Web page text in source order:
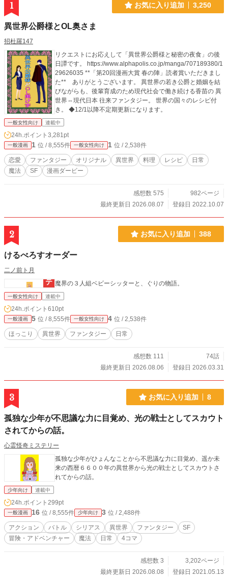
1 お気に入り追加 3,250
異世界公爵様とOL奥さま
招杜羅147
リクエストにお応えして「異世界公爵様と秘密の夜食」の後
日譚です。 https://www.alphapolis.co.jp/manga/707189380/1
29626035 **「第20回漫画大賞 春の陣」読者賞いただきまし
た** ありがとうございます。 異世界の若き公爵と婚姻を結
びながらも、後輩育成のため現代社会で働き続ける香苗の 異
世界⇔現代日本 往来ファンタジー。 世界の国々のレシピ付
き。 ◆12/1以降不定期更新になります。
一般女性向け 連載中
24h.ポイント 3,281pt
一般漫画 1 位 / 8,555件 一般女性向け 1 位 / 2,538件
恋愛 ファンタジー オリジナル 異世界 料理 レシピ
日常
魔法
SF 漫画ダービー
感想数 575
982ページ
最終更新日 2026.08.07
登録日 2022.10.07
2 お気に入り追加 388
けるべろすオーダー
二ノ前ト月
魔界の３人組ベビーシッターと、ぐりの物語。
一般女性向け 連載中
24h.ポイント 610pt
一般漫画 5 位 / 8,555件 一般女性向け 4 位 / 2,538件
ほっこり 異世界 ファンタジー 日常
感想数 111
74話
最終更新日 2026.08.06
登録日 2026.03.31
3 お気に入り追加 8
孤独な少年が不思議な力に目覚め、光の戦士としてスカウト
されてからの話。
心霊怪奇ミステリー
孤独な少年がひょんなことから不思議な力に目覚め、遥か未
来の西暦６６００年の異世界から光の戦士としてスカウトさ
れてからの話。
少年向け 連載中
24h.ポイント 299pt
一般漫画 16 位 / 8,555件 少年向け 3 位 / 2,488件
アクション バトル シリアス 異世界 ファンタジー
SF
冒険・アドベンチャー
魔法 日常 4コマ
感想数 3
3,202ページ
最終更新日 2026.08.08
登録日 2021.05.13